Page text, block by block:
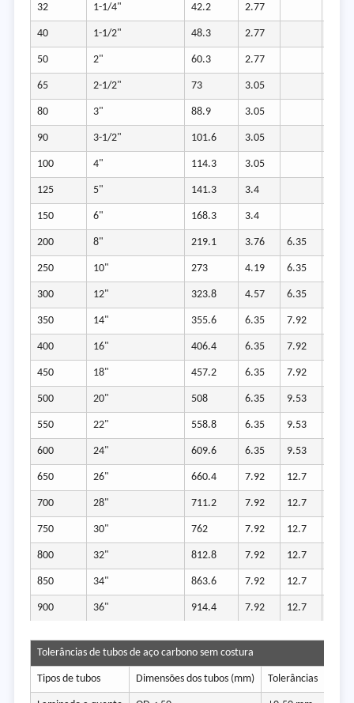
32 1-1/4" 42.2 2.77
40 1-1/2" 48.3 2.77
50 2" 60.3 2.77
65 2-1/2" 73 3.05
80 3" 88.9 3.05
90 3-1/2" 101.6 3.05
100 4" 114.3 3.05
125 5" 141.3 3.4
150 6" 168.3 3.4
200 8" 219.1 3.76 6.35
250 10" 273 4.19 6.35
300 12" 323.8 4.57 6.35
350 14" 355.6 6.35 7.92
400 16" 406.4 6.35 7.92
450 18" 457.2 6.35 7.92
500 20" 508 6.35 9.53
550 22" 558.8 6.35 9.53
600 24" 609.6 6.35 9.53
650 26" 660.4 7.92 12.7
700 28" 711.2 7.92 12.7
750 30" 762 7.92 12.7
800 32" 812.8 7.92 12.7
850 34" 863.6 7.92 12.7
900 36" 914.4 7.92 12.7
Tolerâncias de tubos de aço carbono sem costura
Tipos de tubos Dimensões dos tubos (mm) Tolerâncias